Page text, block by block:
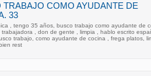
TRABAJO COMO AYUDANTE DE
33
, tengo 35 años, busco trabajo como ayudante de
trabajadora , don de gente , limpia , hablo escrito
trabajo, como ayudante de cocina , frega platos,
rest